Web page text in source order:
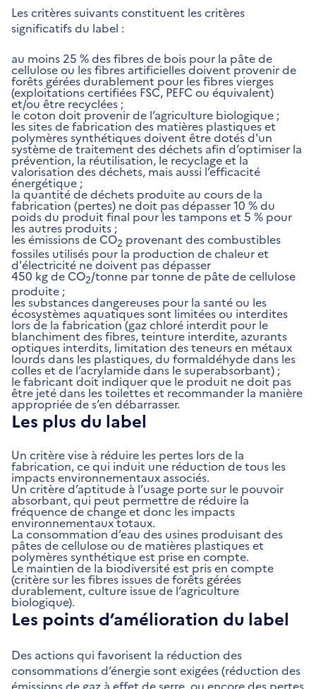
Les critères suivants constituent les critères
significatifs du label :
au moins 25 % des fibres de bois pour la pâte de
cellulose ou les fibres artificielles doivent provenir de
forêts gérées durablement pour les fibres vierges
(exploitations certifiées FSC, PEFC ou équivalent)
et/ou être recyclées ;
le coton doit provenir de l’agriculture biologique ;
les sites de fabrication des matières plastiques et
polymères synthétiques doivent être dotés d'un
système de traitement des déchets afin d’optimiser la
prévention, la réutilisation, le recyclage et la
valorisation des déchets, mais aussi l’efficacité
énergétique ;
la quantité de déchets produite au cours de la
fabrication (pertes) ne doit pas dépasser 10 % du
poids du produit final pour les tampons et 5 % pour
les autres produits ;
les émissions de CO2 provenant des combustibles
fossiles utilisés pour la production de chaleur et
d'électricité ne doivent pas dépasser
450 kg de CO2/tonne par tonne de pâte de cellulose
produite ;
les substances dangereuses pour la santé ou les
écosystèmes aquatiques sont limitées ou interdites
lors de la fabrication (gaz chloré interdit pour le
blanchiment des fibres, teinture interdite, azurants
optiques interdits, limitation des teneurs en métaux
lourds dans les plastiques, du formaldéhyde dans les
colles et de l’acrylamide dans le superabsorbant) ;
le fabricant doit indiquer que le produit ne doit pas
être jeté dans les toilettes et recommander la manière
appropriée de s’en débarrasser.
Les plus du label
Un critère vise à réduire les pertes lors de la
fabrication, ce qui induit une réduction de tous les
impacts environnementaux associés.
Un critère d’aptitude à l’usage porte sur le pouvoir
absorbant, qui peut permettre de réduire la
fréquence de change et donc les impacts
environnementaux totaux.
La consommation d’eau des usines produisant des
pâtes de cellulose ou de matières plastiques et
polymères synthétique est prise en compte.
Le maintien de la biodiversité est pris en compte
(critère sur les fibres issues de forêts gérées
durablement, culture issue de l’agriculture
biologique).
Les points d’amélioration du label
Des actions qui favorisent la réduction des
consommations d’énergie sont exigées (réduction des
émissions de gaz à effet de serre, ou encore des pertes